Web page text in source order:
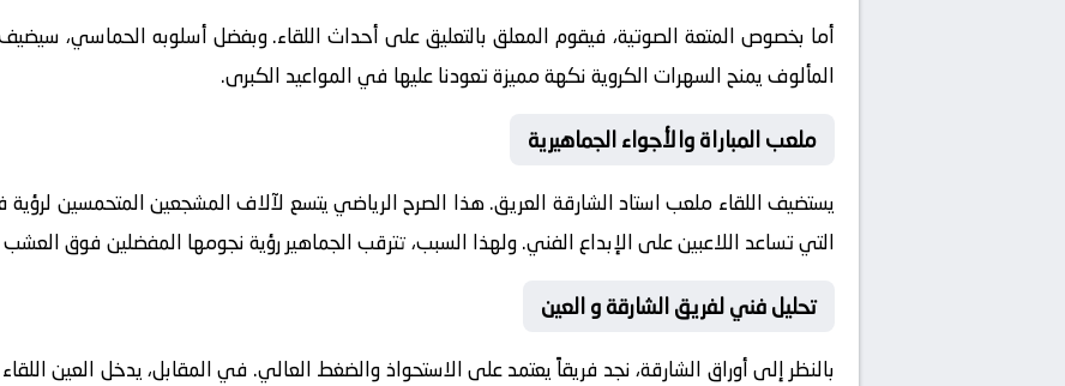
أما بخصوص المتعة الصوتية، فيقوم المعلق بالتعليق على أحداث اللقاء. وبفضل أسلوبه الحماسي،
المألوف يمنح السهرات الكروية نكهة مميزة تعودنا عليها في المواعيد الكبرى.
ملعب المباراة والأجواء الجماهيرية
يستضيف اللقاء ملعباستاد الشارقة العريق. هذا الصرح الرياضي يتسع لآلاف المشجعين المتحمسين لرؤية
التي تساعد اللاعبين على الإبداع الفني. ولهذا السبب، تترقب الجماهير رؤية نجومها المفضلين فوق
تحليل فني لفريق الشارقة و العين
بالنظر إلى أوراق الشارقة، نجد فريقاً يعتمد على الاستحواذ والضغط العالي. في المقابل، يدخل العين